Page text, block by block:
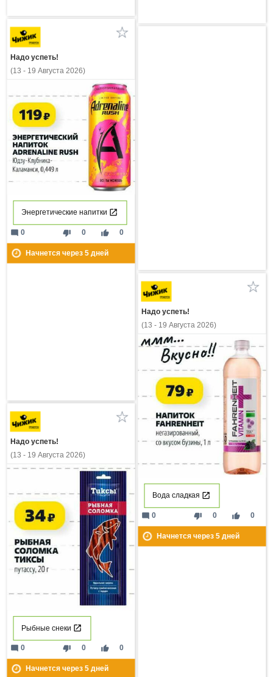
Надо успеть!
(13 - 19 Августа 2026)
Энергетические напитки
thumb_down 0 thumb_up 0
mode_comment 0
Начнется через 5дней
Надо успеть!
(13 - 19 Августа 2026)
Вода сладкая
thumb_down 0 thumb_up 0
mode_comment 0
Начнется через 5дней
Надо успеть!
(13 - 19 Августа 2026)
Рыбные снеки
thumb_down 0 thumb_up 0
mode_comment 0
Начнется через 5дней